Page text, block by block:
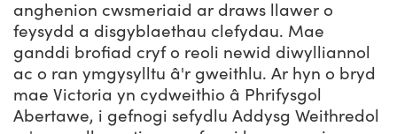
anghenion cwsmeriaid ar draws llawer o
feysydd a disgyblaethau clefydau. Mae
ganddi brofiad cryf o reoli newid diwylliannol
ac o ran ymgysylltu â'r gweithlu. Ar hyn o bryd
mae Victoria yn cydweithio â Phrifysgol
Abertawe, i gefnogi sefydlu Addysg Weithredol